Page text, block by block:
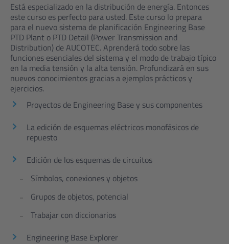
Está especializado en la distribución de energía. Entonces
este curso es perfecto para usted. Este curso lo prepara
para el nuevo sistema de planificación Engineering Base
PTD Plant o PTD Detail (Power Transmission and
Distribution) de AUCOTEC. Aprenderá todo sobre las
funciones esenciales del sistema y el modo de trabajo típico
en la media tensión y la alta tensión. Profundizará en sus
nuevos conocimientos gracias a ejemplos prácticos y
ejercicios.
Proyectos de Engineering Base y sus componentes
La edición de esquemas eléctricos monofásicos de
repuesto
Edición de los esquemas de circuitos
Símbolos, conexiones y objetos
Grupos de objetos, potencial
Trabajar con diccionarios
Engineering Base Explorer